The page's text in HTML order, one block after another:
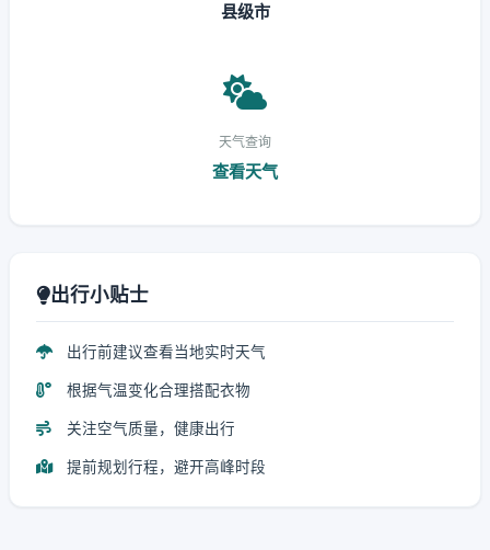
县级市
天气查询
查看天气
出行小贴士
出行前建议查看当地实时天气
根据气温变化合理搭配衣物
关注空气质量，健康出行
提前规划行程，避开高峰时段